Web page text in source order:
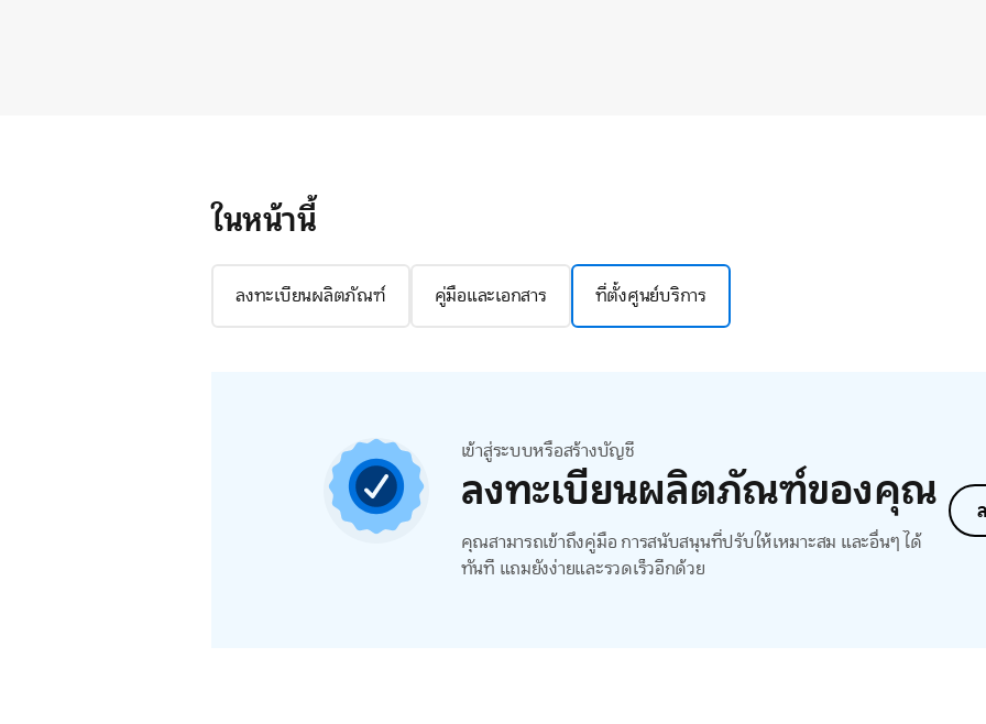
ในหน้านี้
ลงทะเบียนผลิตภัณฑ์ คู่มือและเอกสาร ที่ตั้งศูนย์บริการ
เข้าสู่ระบบหรือสร้างบัญชี
ลงทะเบียนผลิตภัณฑ์ของคุณ
คุณสามารถเข้าถึงคู่มือ การสนับสนุนที่ปรับให้เหมาะสม และอื่นๆ ได้
ทันที แถมยังง่ายและรวดเร็วอีกด้วย